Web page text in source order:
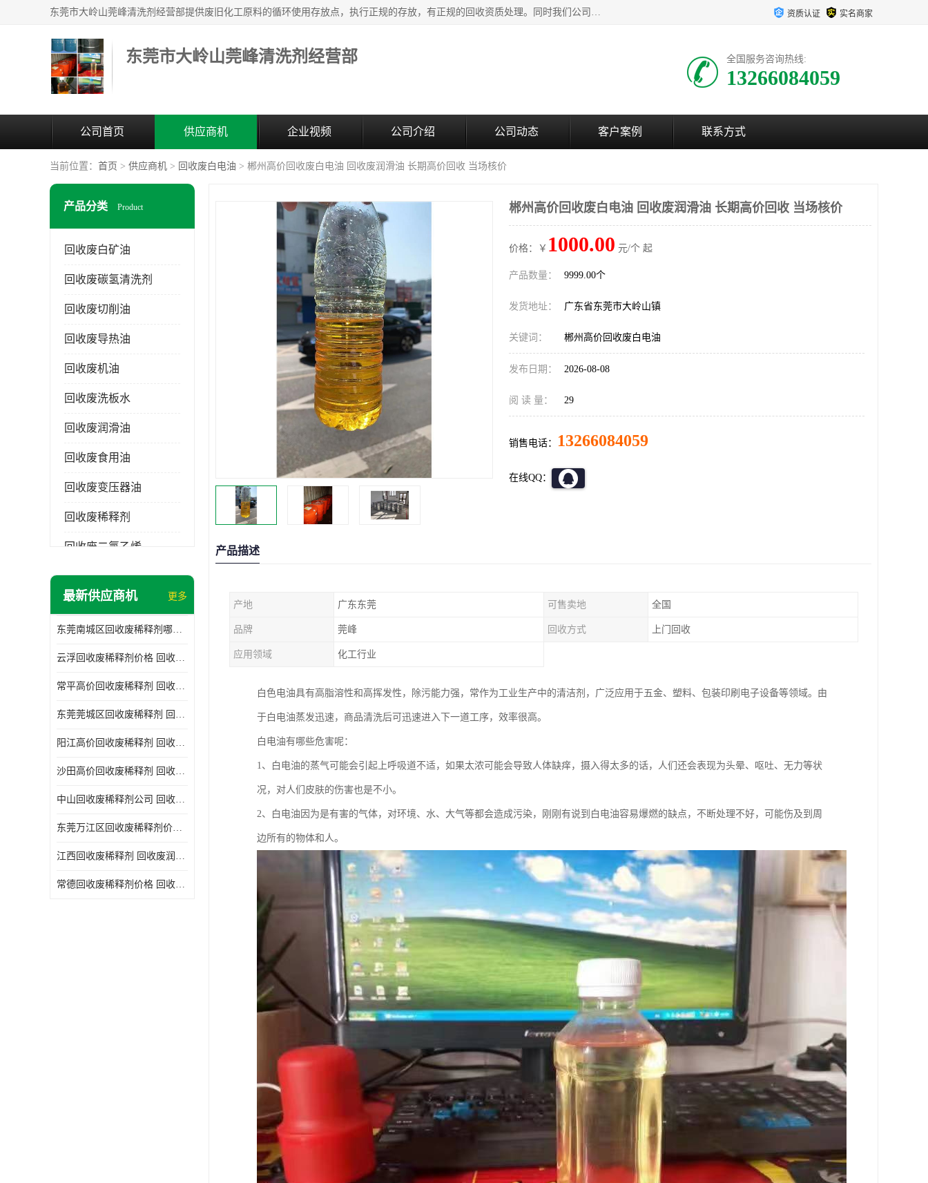
东莞市大岭山莞峰清洗剂经营部提供废旧化工原料的循环使用存放点，执行正规的存放，有正规的回收资质处理。同时我们公司批发零售回收级清洗剂，废液压油、废变压油、废清洗剂、脱模油、再生基础油，质量保证。 资质认证 实名商家
东莞市大岭山莞峰清洗剂经营部 全国服务咨询热线:
13266084059
公司首页 供应商机 企业视频 公司介绍 公司动态 客户案例 联系方式
当前位置： 首页 > 供应商机 > 回收废白电油 > 郴州高价回收废白电油 回收废润滑油 长期高价回收 当场核价
产品分类 Product
回收废白矿油
回收废碳氢清洗剂
回收废切削油
回收废导热油
回收废机油
回收废洗板水
回收废润滑油
回收废食用油
回收废变压器油
回收废稀释剂
回收废二氯乙烯
回收废清洗剂
回收废三氯乙烯
回收废清洗液
最新供应商机 更多
东莞南城区回收废稀释剂哪家好 回收废清洗剂
云浮回收废稀释剂价格 回收废润滑油
常平高价回收废稀释剂 回收废碳氢清洗剂
东莞莞城区回收废稀释剂 回收废食用油
阳江高价回收废稀释剂 回收废二氯甲烷
沙田高价回收废稀释剂 回收废机油
中山回收废稀释剂公司 回收废切削油
东莞万江区回收废稀释剂价格 回收废白电油
江西回收废稀释剂 回收废润滑油
常德回收废稀释剂价格 回收废清洗液
郴州高价回收废白电油 回收废润滑油 长期高价回收 当场核价
价格：￥ 1000.00 元/个 起
产品数量： 9999.00个
发货地址： 广东省东莞市大岭山镇
关键词： 郴州高价回收废白电油
发布日期： 2026-08-08
阅 读 量： 29
销售电话： 13266084059
在线QQ：
产品描述
产地 广东东莞 可售卖地 全国
品牌 莞峰 回收方式 上门回收
应用领域 化工行业
白色电油具有高脂溶性和高挥发性，除污能力强，常作为工业生产中的清洁剂，广泛应用于五金、塑料、包装印刷电子设备等领域。由
于白电油蒸发迅速，商品清洗后可迅速进入下一道工序，效率很高。
白电油有哪些危害呢：
1、白电油的蒸气可能会引起上呼吸道不适，如果太浓可能会导致人体缺痒，摄入得太多的话，人们还会表现为头晕、呕吐、无力等状
况，对人们皮肤的伤害也是不小。
2、白电油因为是有害的气体，对环境、水、大气等都会造成污染，刚刚有说到白电油容易爆燃的缺点，不断处理不好，可能伤及到周
边所有的物体和人。